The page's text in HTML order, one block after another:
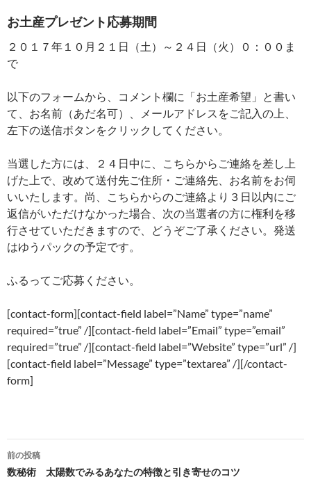
お土産プレゼント応募期間
２０１７年１０月２１日（土）～２４日（火）０：００ま
で
以下のフォームから、コメント欄に「お土産希望」と書い
て、お名前（あだ名可）、メールアドレスをご記入の上、
左下の送信ボタンをクリックしてください。
当選した方には、２４日中に、こちらからご連絡を差し上
げた上で、改めて送付先ご住所・ご連絡先、お名前をお伺
いいたします。尚、こちらからのご連絡より３日以内にご
返信がいただけなかった場合、次の当選者の方に権利を移
行させていただきますので、どうぞご了承ください。発送
はゆうパックの予定です。
ふるってご応募ください。
[contact-form][contact-field label=”Name” type=”name”
required=”true” /][contact-field label=”Email” type=”email”
required=”true” /][contact-field label=”Website” type=”url” /]
[contact-field label=”Message” type=”textarea” /][/contact-
form]
投
稿
前の投稿
数秘術 太陽数でみるあなたの特徴と引き寄せのコツ